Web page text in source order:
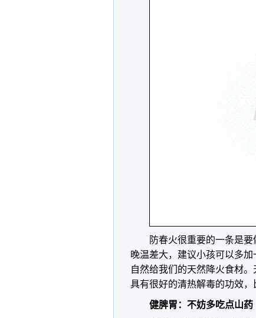
防春火很重要的一条是
晚温差大，建议小孩可以多
自然给我们的天然降火食材
具有很好的清热解毒的功效，
健脾胃：不妨多吃点山药